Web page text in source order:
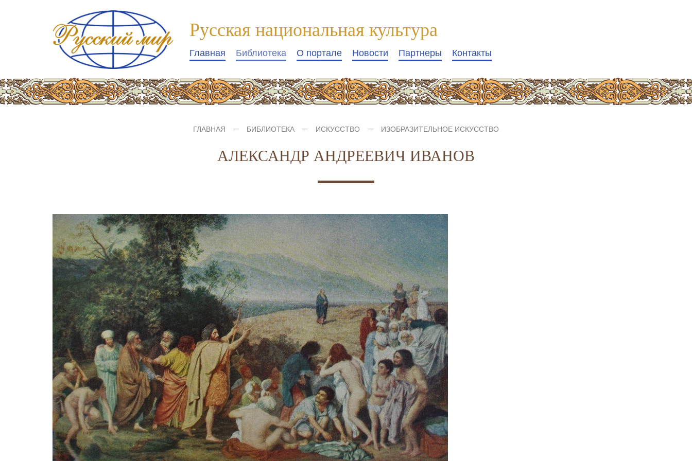
Русская национальная культура
Главная Библиотека О портале Новости Партнеры Контакты
ГЛАВНАЯ БИБЛИОТЕКА ИСКУССТВО ИЗОБРАЗИТЕЛЬНОЕ ИСКУССТВО
АЛЕКСАНДР АНДРЕЕВИЧ ИВАНОВ